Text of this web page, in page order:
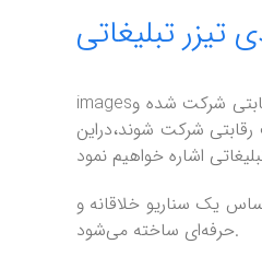
تیزر تبلیغاتی
imagesدر بازارهای به‌شدت رقابتی امروز بسیار اتفاق می‌افتد که پس از پخش آگهی در تلویزیون ؛ خود تیزر تبدیل به مزیت رقابتی شرکت شده و
شرکت شوند،دراین
یک سناریو خلاقانه و
حرفه‌ای ساخته می‌شود.